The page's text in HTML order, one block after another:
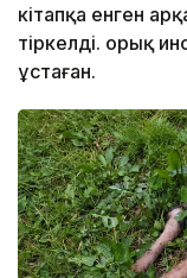
кітапқа енген
тіркелді. Қорық
ұстаған.